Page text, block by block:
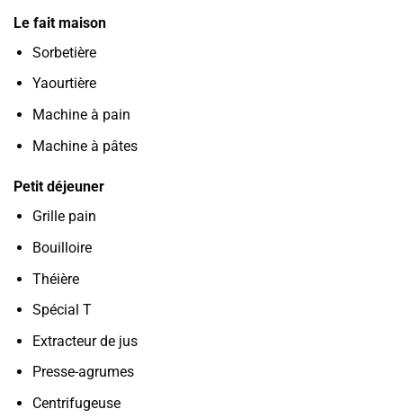
Le fait maison
Sorbetière
Yaourtière
Machine à pain
Machine à pâtes
Petit déjeuner
Grille pain
Bouilloire
Théière
Spécial T
Extracteur de jus
Presse-agrumes
Centrifugeuse